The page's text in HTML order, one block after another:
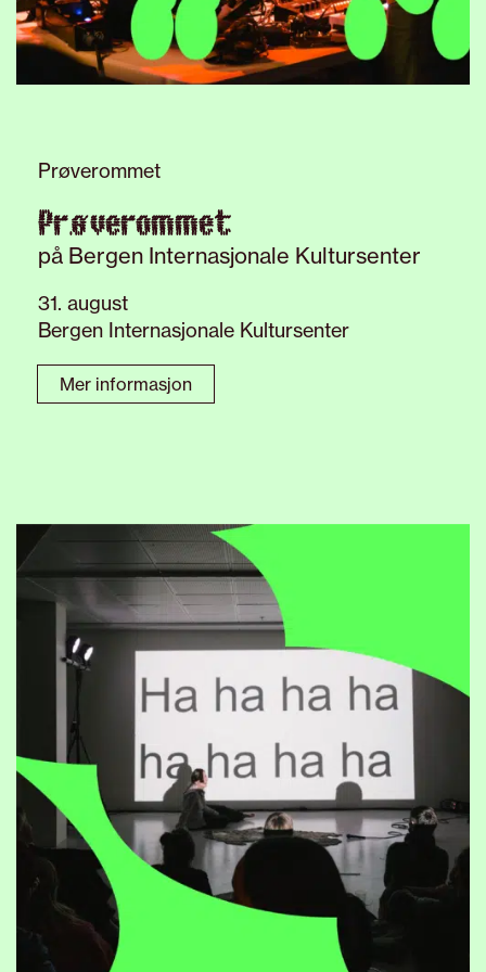
Prøverommet
Prøverommet
på Bergen Internasjonale Kultursenter
31. august
Bergen Internasjonale Kultursenter
Mer informasjon